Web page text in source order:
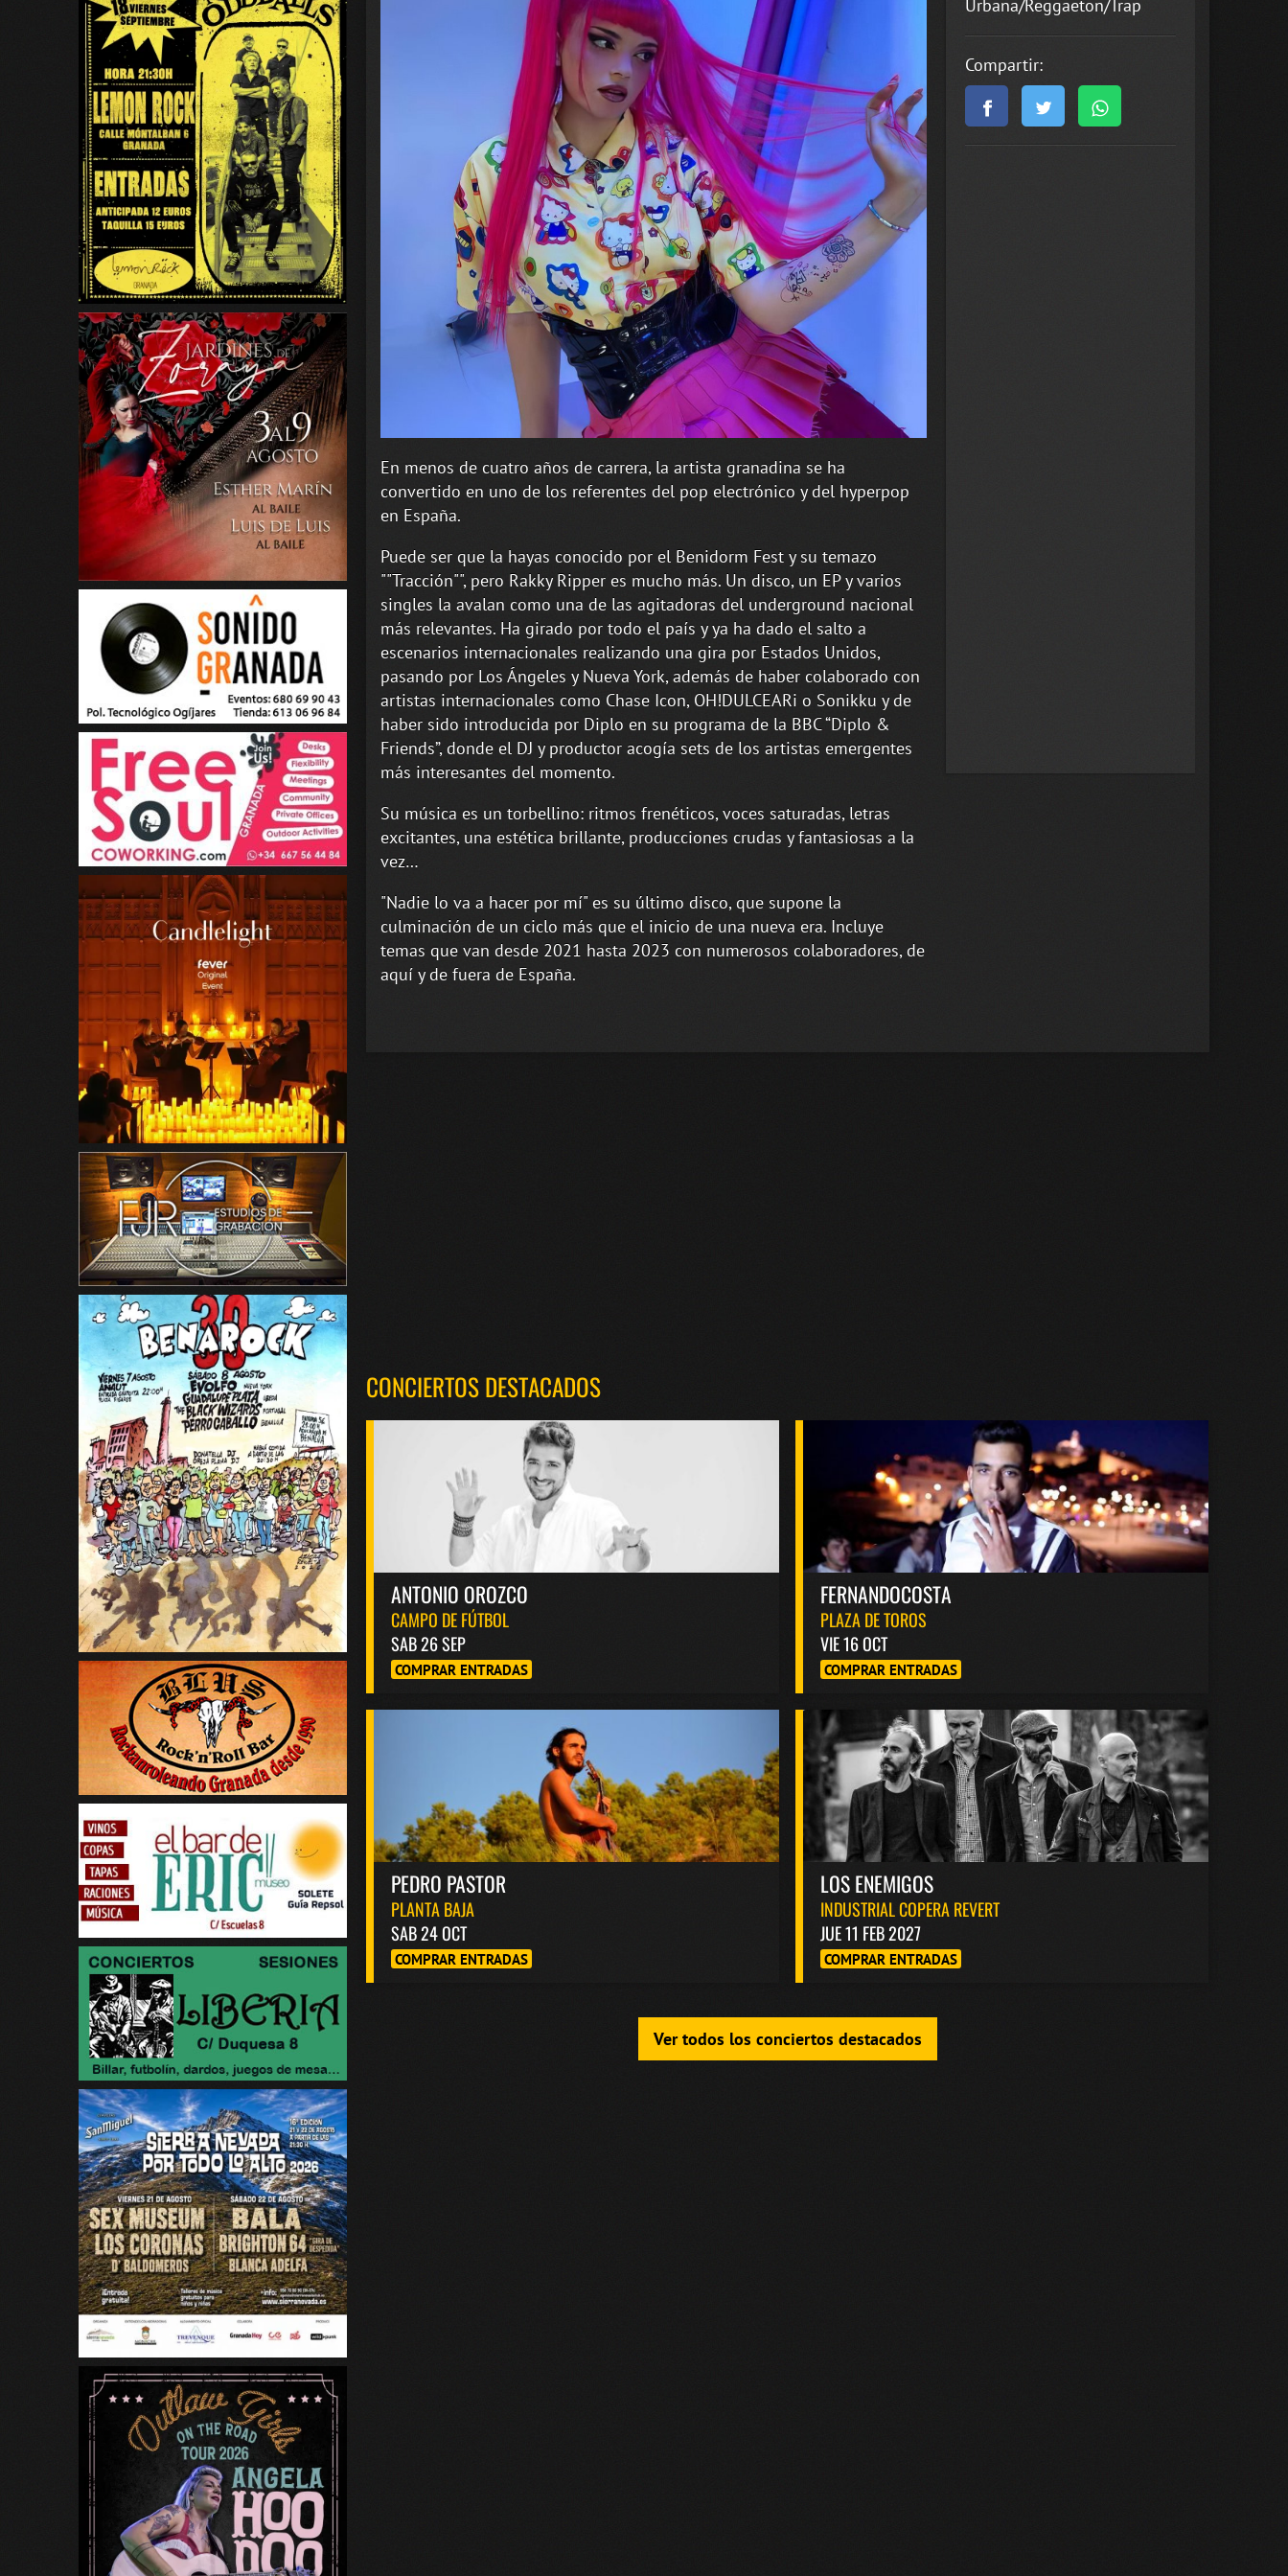
Urbana/Reggaeton/Trap
Compartir:
En menos de cuatro años de carrera, la artista granadina se ha
convertido en uno de los referentes del pop electrónico y del hyperpop
en España.
Puede ser que la hayas conocido por el Benidorm Fest y su temazo
""Tracción"", pero Rakky Ripper es mucho más. Un disco, un EP y varios
singles la avalan como una de las agitadoras del underground nacional
más relevantes. Ha girado por todo el país y ya ha dado el salto a
escenarios internacionales realizando una gira por Estados Unidos,
pasando por Los Ángeles y Nueva York, además de haber colaborado con
artistas internacionales como Chase Icon, OH!DULCEARi o Sonikku y de
haber sido introducida por Diplo en su programa de la BBC “Diplo &
Friends”, donde el DJ y productor acogía sets de los artistas emergentes
más interesantes del momento.
Su música es un torbellino: ritmos frenéticos, voces saturadas, letras
excitantes, una estética brillante, producciones crudas y fantasiosas a la
vez…
"Nadie lo va a hacer por mí" es su último disco, que supone la
culminación de un ciclo más que el inicio de una nueva era. Incluye
temas que van desde 2021 hasta 2023 con numerosos colaboradores, de
aquí y de fuera de España.
CONCIERTOS DESTACADOS
ANTONIO OROZCO
CAMPO DE FÚTBOL
SAB 26 SEP
COMPRAR ENTRADAS
FERNANDOCOSTA
PLAZA DE TOROS
VIE 16 OCT
COMPRAR ENTRADAS
PEDRO PASTOR
PLANTA BAJA
SAB 24 OCT
COMPRAR ENTRADAS
LOS ENEMIGOS
INDUSTRIAL COPERA REVERT
JUE 11 FEB 2027
COMPRAR ENTRADAS
Ver todos los conciertos destacados